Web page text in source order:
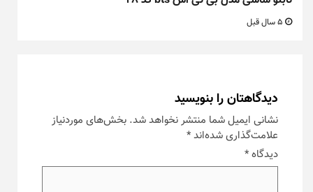
دیدگاهتان را بنویسید
نشانی ایمیل شما منتشر نخواهد شد. بخش‌های موردنیاز
علامت‌گذاری شده‌اند*
دیدگاه*